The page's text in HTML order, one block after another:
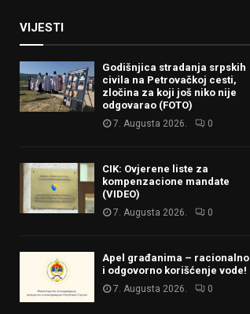
VIJESTI
Godišnjica stradanja srpskih
civila na Petrovačkoj cesti,
zločina za koji još niko nije
odgovarao (FOTO)
7. Augusta 2026. 0
CIK: Ovjerene liste za
kompenzacione mandate
(VIDEO)
7. Augusta 2026. 0
Apel građanima – racionalno
i odgovorno korišćenje vode!
7. Augusta 2026. 0